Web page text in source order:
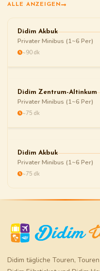
ALLE ANZEIGEN
Didim Akbuk
Privater Minibus (1~6 Per)
~90 dk
Didim Zentrum-Altinkum
Privater Minibus (1~6 Per)
~75 dk
Didim Akbuk
Privater Minibus (1~6 Per)
~75 dk
Didim tägliche Touren,